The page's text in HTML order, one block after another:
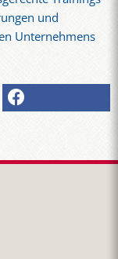
und
Unternehmens